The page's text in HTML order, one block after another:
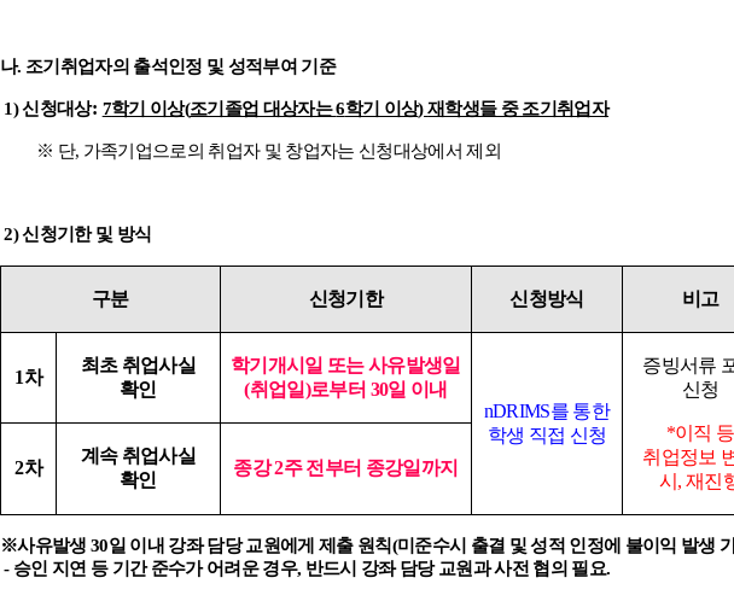
나. 조기취업자의 출석인정 및 성적부여 기준
1)신청대상: 7학기 이상(조기졸업 대상자는6학기 이상)재학생들 중 조기취업자
※ 단, 가족기업으로의 취업자 및 창업자는 신청대상에서 제외
2)신청기한 및 방식
구분 신청기한 신청방식 비고
1차
최초 취업사실
확인
학기개시일 또는 사유발생일
(취업일)로부터 30일 이내
nDRIMS를 통한
학생 직접 신청
증빙서류
신청
*이직 등
취업정보
시 , 재진
2차
계속 취업사실
확인
종강2주 전부터 종강일까지
※사유발생30일 이내 강좌 담당 교원에게 제출 원칙(미준수시 출결 및 성적 인정에 불이익 발생
- 승인 지연 등 기간 준수가 어려운 경우, 반드시 강좌 담당 교원과 사전 협의 필요.